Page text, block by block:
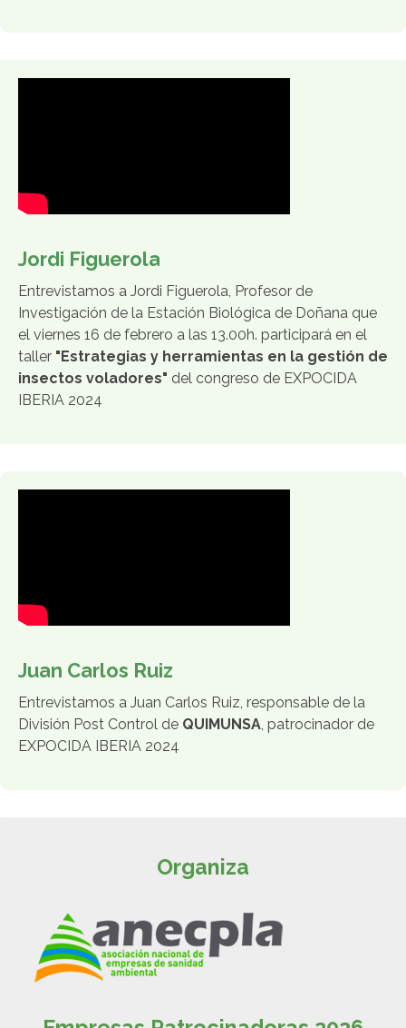
Jordi Figuerola
Entrevistamos a Jordi Figuerola, Profesor de
Investigación de la Estación Biológica de Doñana que
el viernes 16 de febrero a las 13.00h. participará en el
taller "Estrategias y herramientas en la gestión de
insectos voladores" del congreso de EXPOCIDA
IBERIA 2024
Juan Carlos Ruiz
Entrevistamos a Juan Carlos Ruiz, responsable de la
División Post Control de QUIMUNSA, patrocinador de
EXPOCIDA IBERIA 2024
Organiza